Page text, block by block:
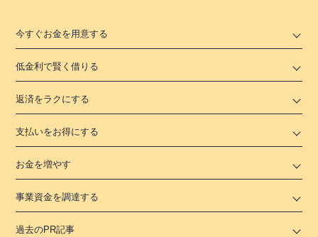
今すぐお金を用意する
低金利で賢く借りる
返済をラクにする
支払いをお得にする
お金を増やす
事業資金を調達する
過去のPR記事